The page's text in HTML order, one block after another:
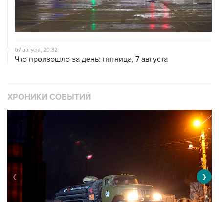
07 августа, 20:32
Что произошло за день: пятница, 7 августа
ХРОНИКИ СОБЫТИЙ
❮ ❯